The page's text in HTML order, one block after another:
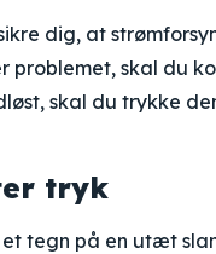
dig, at
problemet, skal du
skal du trykke
tryk
tegn på en utæt